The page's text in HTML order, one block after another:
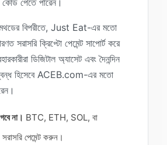
বিপরীতে, Just Eat-এর মতো
সরাসরি ক্রিপ্টো পেমেন্ট সাপোর্ট করে
ডিজিটাল অ্যাসেট এবং দৈনন্দিন
হিসেবে ACEB.com-এর মতো
না। BTC, ETH, SOL, বা
পেমেন্ট করুন।